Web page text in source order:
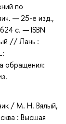
по
— 25-е изд.,
с. — ISBN
// Лань :
/ М. Н. Вялый,
: Высшая